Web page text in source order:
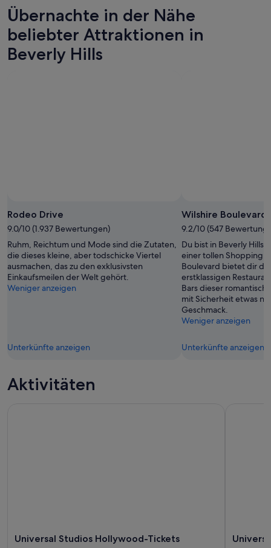
Aug.
7.
Aug.
Nacht,
Aug.
-
Beverly
Hills
dieses
Wochenende,
7.
Preise
für
Beverly
Hills
am
Übernachte in der Nähe
beliebter Attraktionen in
Beverly Hills
Rodeo Drive
9.0/10 (1.937 Bewertungen)
Ruhm, Reichtum und Mode sind die Zutaten,
die dieses kleine, aber todschicke Viertel
ausmachen, das zu den exklusivsten
Einkaufsmeilen der Welt gehört.
Weniger anzeigen
Unterkünfte anzeigen
Wilshire Boulevard
9.2/10 (547
Du bist in Beverly Hills
einer tollen
Boulevard bietet dir
erstklassigen
Bars dieser
mit Sicherheit etwas
Geschmack.
Weniger anzeigen
Unterkünfte anzeigen
Aktivitäten
Universal Studios Hollywood-Tickets